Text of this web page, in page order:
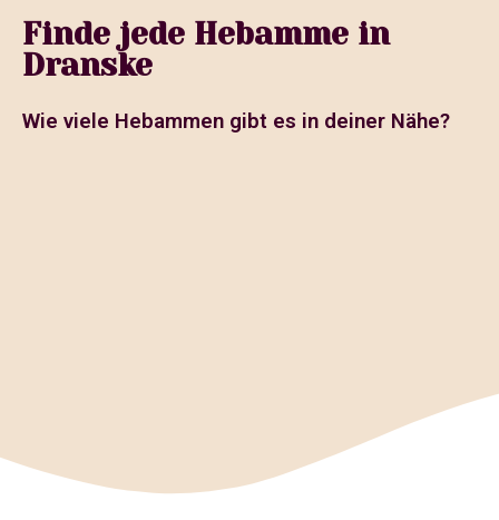
Finde jede Hebamme in
Dranske
Wie viele Hebammen gibt es in deiner Nähe?